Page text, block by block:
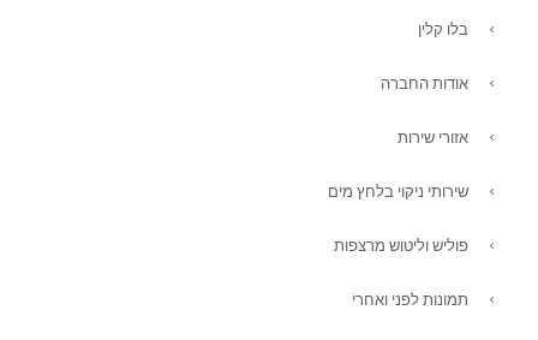
בלו קלין
אודות החברה
אזורי שירות
שירותי ניקוי בלחץ מים
פוליש וליטוש מרצפות
תמונות לפני ואחרי